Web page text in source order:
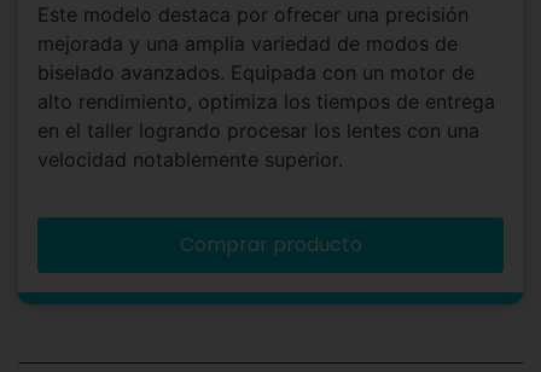
Este modelo destaca por ofrecer una precisión
mejorada y una amplia variedad de modos de
biselado avanzados. Equipada con un motor de
alto rendimiento, optimiza los tiempos de entrega
en el taller logrando procesar los lentes con una
velocidad notablemente superior.
Comprar producto